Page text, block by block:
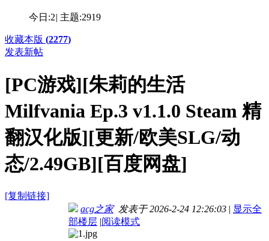
今日:2| 主题:2919
收藏本版 (2277)
发表新帖
[PC游戏][朱莉的生活
Milfvania Ep.3 v1.1.0 Steam 精
翻汉化版][更新/欧美SLG/动
态/2.49GB][百度网盘]
[复制链接]
acg之家发表于 2026-2-24 12:26:03 | 显示全
部楼层 |阅读模式